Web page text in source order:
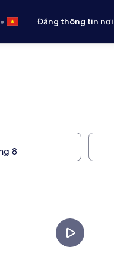
• Đăng thông tin